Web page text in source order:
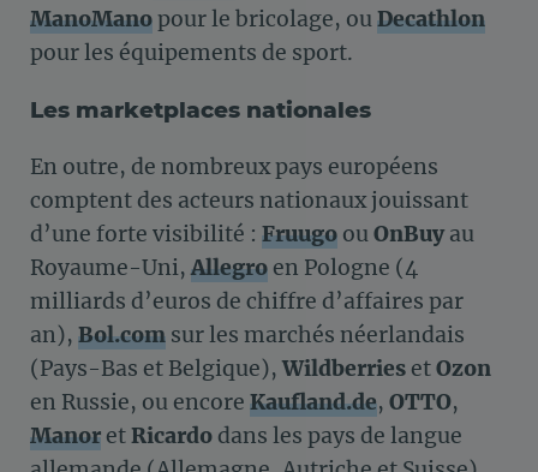
ManoManopour le bricolage, ouDecathlon
pour les équipements de sport.
Les marketplaces nationales
En outre, de nombreux pays européens
comptent des acteurs nationaux jouissant
d’une forte visibilité : Fruugo ouOnBuyau
Royaume-Uni,Allegro en Pologne (4
milliards d’euros de chiffre d’affaires par
an), Bol.com sur les marchés néerlandais
(Pays-Bas et Belgique),Wildberries etOzon
en Russie, ou encore Kaufland.de, OTTO,
Manor etRicardo dans les pays de langue